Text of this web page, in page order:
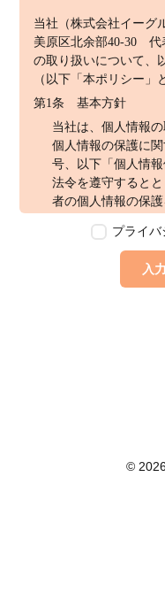
当社（株式会社イーグ
美原区北余部40-30　
の取り扱いについて、
（以下「本ポリシー」
第1条　基本方針
当社は、個人情報
個人情報の保護に
号、以下「個人情
法令を遵守すると
者の個人情報の保
のとします。
第2条　個人情報の定義
本ポリシーにおい
利用の停止、消去
プライ
入
©